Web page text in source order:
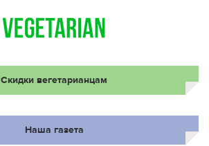
Скидки вегетарианцам
Наша газета